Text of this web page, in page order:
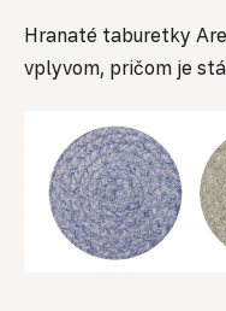
Hranaté taburetky
vplyvom, pričom je